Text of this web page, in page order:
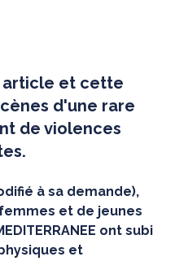
article et cette
d'une rare
de violences
à sa demande),
et de jeunes
ont subi
et